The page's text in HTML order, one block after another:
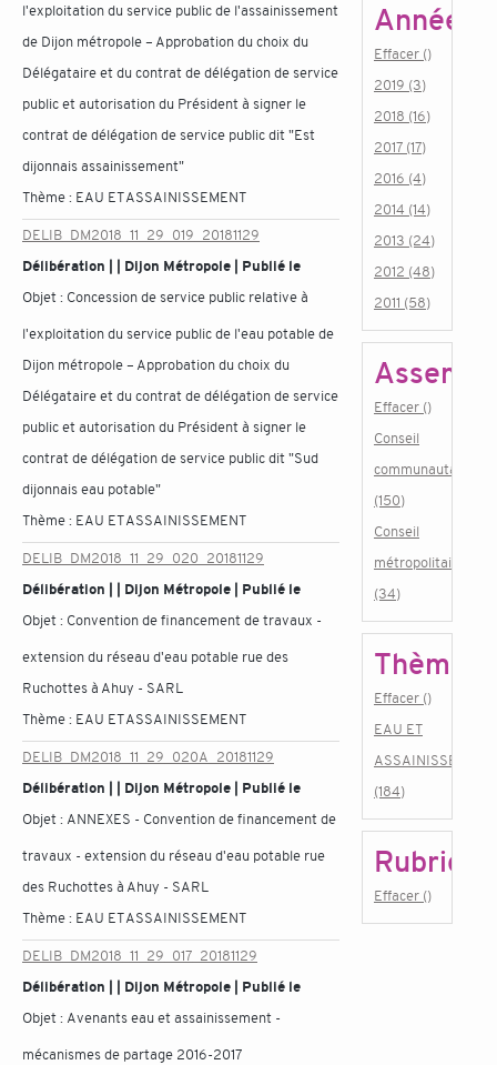
l'exploitation du service public de l'assainissement
de Dijon métropole – Approbation du choix du
Délégataire et du contrat de délégation de service
public et autorisation du Président à signer le
contrat de délégation de service public dit "Est
dijonnais assainissement"
Thème : EAU ET ASSAINISSEMENT
DELIB_DM2018_11_29_019_20181129
Délibération | | Dijon Métropole | Publié le
Objet : Concession de service public relative à
l'exploitation du service public de l'eau potable de
Dijon métropole – Approbation du choix du
Délégataire et du contrat de délégation de service
public et autorisation du Président à signer le
contrat de délégation de service public dit "Sud
dijonnais eau potable"
Thème : EAU ET ASSAINISSEMENT
DELIB_DM2018_11_29_020_20181129
Délibération | | Dijon Métropole | Publié le
Objet : Convention de financement de travaux -
extension du réseau d'eau potable rue des
Ruchottes à Ahuy - SARL
Thème : EAU ET ASSAINISSEMENT
DELIB_DM2018_11_29_020A_20181129
Délibération | | Dijon Métropole | Publié le
Objet : ANNEXES - Convention de financement de
travaux - extension du réseau d'eau potable rue
des Ruchottes à Ahuy - SARL
Thème : EAU ET ASSAINISSEMENT
DELIB_DM2018_11_29_017_20181129
Délibération | | Dijon Métropole | Publié le
Objet : Avenants eau et assainissement -
mécanismes de partage 2016-2017
Année
Effacer ()
2019 (3)
2018 (16)
2017 (17)
2016 (4)
2014 (14)
2013 (24)
2012 (48)
2011 (58)
Effacer ()
Conseil
communautaire
(150)
Conseil
métropolitain
(34)
Thème
Effacer ()
EAU ET
ASSAINISSEMENT
(184)
Rubrique
Effacer ()